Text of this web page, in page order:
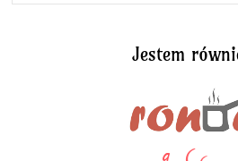
Jestem